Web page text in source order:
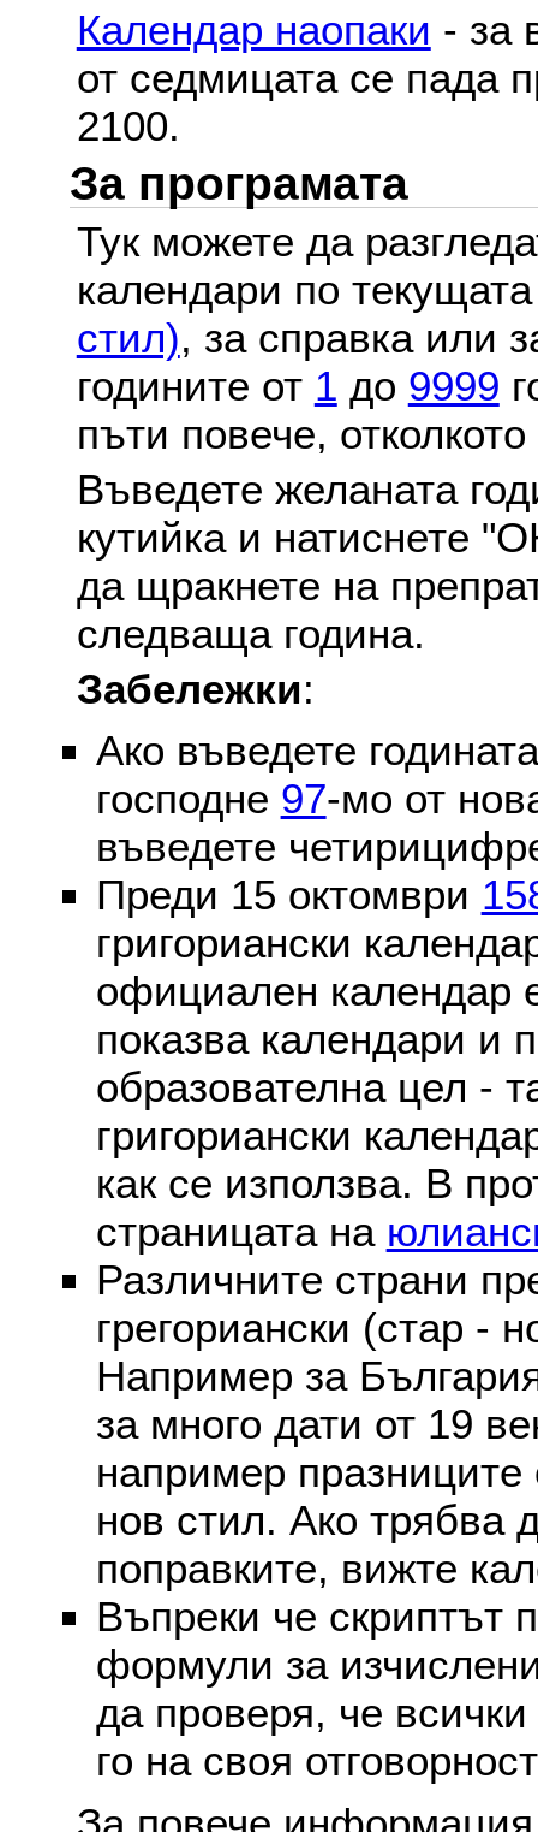
Календар наопаки - за
от седмицата се пада
2100.
За програмата
Тук можете да
календари по
стил), за справка или
годините от 1 до 9999
пъти повече,
Въведете желаната
кутийка и натиснете
да щракнете на
следваща година.
Забележки:
Ако въведете
господне 97-мо от
въведете
Преди 15 октомври
григориански
официален календар
показва календари и
образователна цел -
григориански
как се използва. В
страницата на
Различните страни
грегориански (стар -
Например за
за много дати от 19
например празниците
нов стил. Ако трябва
поправките, вижте
Въпреки че скриптът
формули за
да проверя, че
го на своя